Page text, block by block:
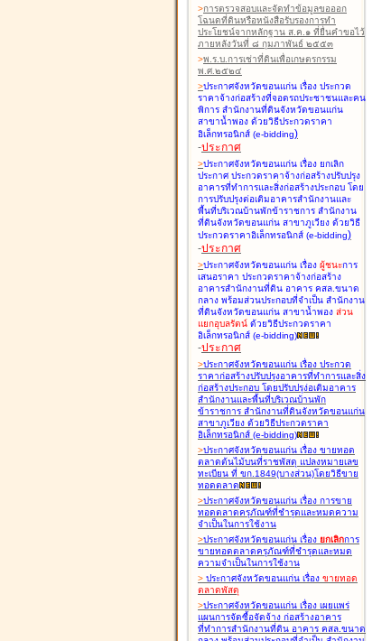
>การตรวจสอบและจัดทำข้อมูลขอออก
โฉนดที่ดินหรือหนังสือรับรองการทำ
ประโยชน์จากหลักฐาน ส.ค.๑ ที่ยื่นคำขอไว้
ภายหลังวันที่ ๘ กุมภาพันธ์ ๒๕๕๓
>พ.ร.บ.การเช่าที่ดินเพื่อเกษตรกรรม
พ.ศ.๒๕๒๔
>ประกาศจังหวัดขอนแก่น เรื่อง ประกวด
ราคาจ้างก่อสร้างที่จอดรถประชาชนและคน
พิการ สำนักงานที่ดินจังหวัดขอนแก่น
สาขาน้ำพอง ด้วยวิธีประกวดราคา
อิเล็กทรอนิกส์ (e-bidding)
-ประกาศ
>ประกาศจังหวัดขอนแก่น เรื่อง ยกเลิก
ประกาศ ประกวดราคาจ้างก่อสร้างปรับปรุง
อาคารที่ทำการและสิ่งก่อสร้างประกอบ โดย
การปรับปรุงต่อเติมอาคารสำนักงานและ
พื้นที่บริเวณบ้านพักข้าราชการ สำนักงาน
ที่ดินจังหวัดขอนแก่น สาขาภูเวียง ด้วยวิธี
ประกวดราคาอิเล็กทรอนิกส์ (e-bidding)
-ประกาศ
>ประกาศจังหวัดขอนแก่น เรื่อง ผู้ชนะการ
เสนอราคา ประกวดราคาจ้างก่อสร้าง
อาคารสำนักงานที่ดิน อาคาร คสล.ขนาด
กลาง พร้อมส่วนประกอบที่จำเป็น สำนักงาน
ที่ดินจังหวัดขอนแก่น สาขาน้ำพอง ส่วน
แยกอุบลรัตน์ ด้วยวิธีประกวดราคา
อิเล็กทรอนิกส์ (e-bidding)
-ประกาศ
>ประกาศจังหวัดขอนแก่น เรื่อง ประกวด
ราคาก่อสร้างปรับปรุงอาคารที่ทำการและสิ่ง
ก่อสร้างประกอบ โดยปรับปรุง่อเติมอาคาร
สำนักงานและพื้นที่บริเวณบ้านพัก
ข้าราชการ สำนักงานที่ดินจังหวัดขอนแก่น
สาขาภูเวียง ด้วยวิธีประกวดราคา
อิเล็กทรอนิกส์ (e-bidding)
>ประกาศจังหวัดขอนแก่น เรื่อง ขายทอด
ตลาดต้นไม้บนที่ราชพัสดุ แปลงหมายเลข
ทะเบียน ที่ ขก.1849(บางส่วน)โดยวิธีขาย
ทอดตลาด
>ประกาศจังหวัดขอนแก่น เรื่อง การขาย
ทอดตลาดครุภัณฑ์ที่ชำรุดและหมดความ
จำเป็นในการใช้งาน
>ประกาศจังหวัดขอนแก่น เรื่อง ยกเลิกการ
ขายทอดตลาดครุภัณฑ์ที่ชำรุดและหมด
ความจำเป็นในการใช้งาน
> ประกาศจังหวัดขอนแก่น เรื่อง ขายทอด
ตลาดพัสดุ
>ประกาศจังหวัดขอนแก่น เรื่อง เผยแพร่
แผนการจัดซื้อจัดจ้าง ก่อสร้างอาคาร
ที่ทำการสำนักงานที่ดิน อาคาร คสล.ขนาด